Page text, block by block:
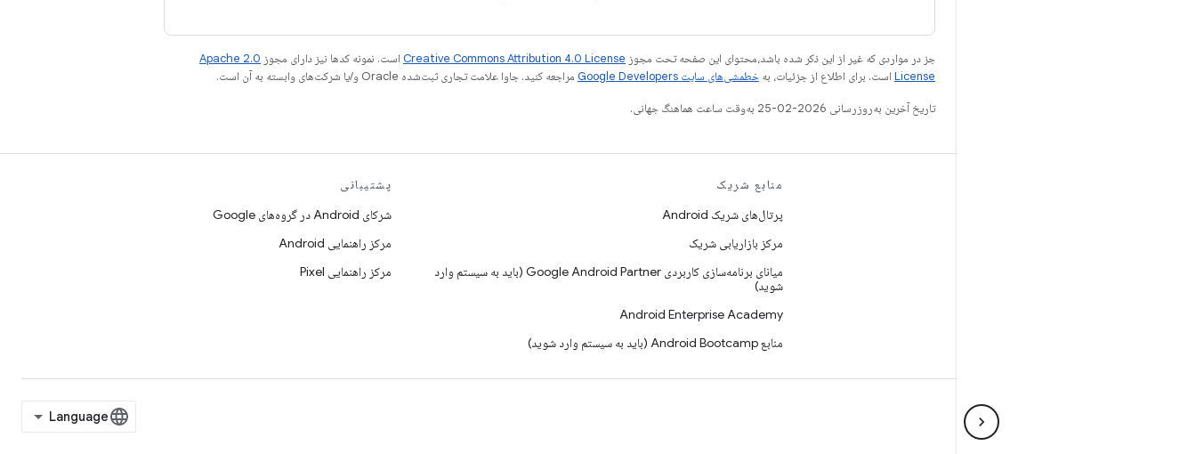
جز در مواردی که غیر از این ذکر شده باشد،‌محتوای این صفحه تحت مجوز Creative Commons Attribution 4.0 License است. نمونه کدها نیز دارای مجوز Apache 2.0
License است. برای اطلاع از جزئیات، به خطمشی‌های سایت Google Developers‏ مراجعه کنید. جاوا علامت تجاری ثبت‌شده Oracle و/یا شرکت‌های وابسته به آن است.
تاریخ آخرین به‌روزرسانی 2026-02-25 به‌وقت ساعت هماهنگ جهانی.
منابع شریک
پرتال‌های شریک Android
مرکز بازاریابی شریک
میانای برنامه‌سازی کاربردی Google Android Partner (باید به سیستم وارد
شوید)
Android Enterprise Academy
منابع Android Bootcamp (باید به سیستم وارد شوید)
پشتیبانی
شرکای Android در گروه‌های Google
مرکز راهنمایی Android
مرکز راهنمایی Pixel
Manage cookies